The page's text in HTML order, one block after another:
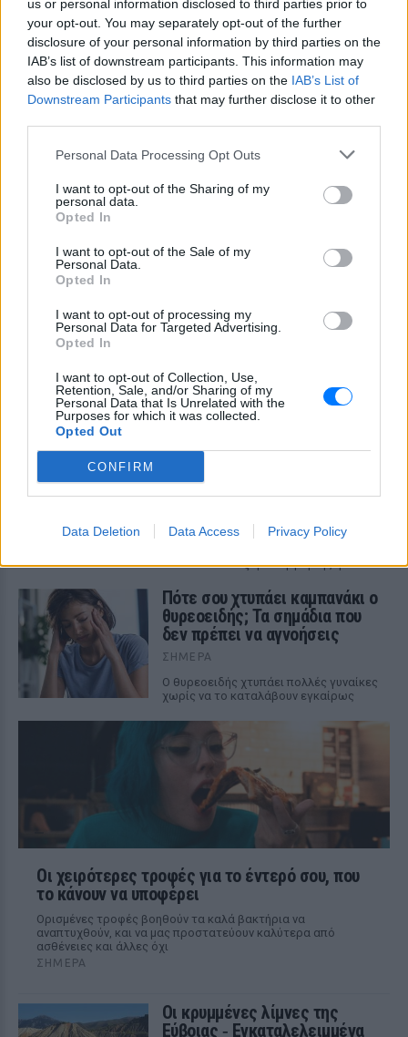
us or personal information disclosed to third parties prior to
your opt-out. You may separately opt-out of the further
disclosure of your personal information by third parties on the
IAB’s list of downstream participants. This information may
also be disclosed by us to third parties on the IAB’s List of
Downstream Participants that may further disclose it to other
Personal Data Processing Opt Outs
I want to opt-out of the Sharing of my
personal data.
Opted In
I want to opt-out of the Sale of my
Personal Data.
Opted In
I want to opt-out of processing my
Personal Data for Targeted Advertising.
Opted In
I want to opt-out of Collection, Use,
Retention, Sale, and/or Sharing of my
Personal Data that Is Unrelated with the
Purposes for which it was collected.
Opted Out
CONFIRM
Data Deletion Data Access Privacy Policy
ΔΕΙΤΕ ΕΠΙΣΗΣ
ΣΤΗΝ ΙΔΙΑ ΚΑΤΗΓΟΡΙΑ
Ελληνικό γιαούρτι: Μία
κουταλιά και τα scrambled
ΣΉΜΕΡΑ
Το στραγγιστό γιαούρτι αλλάζει την υφή
και τον κορεσμό του πρωινού χωρίς να
συγκατοίκηση – Και η Charlize
Theron το επιβεβαιώνει
ΣΉΜΕΡΑ
κάποιον» – Η εξομολόγηση της ηθοποιού
Πότε σου χτυπάει καμπανάκι ο
θυρεοειδής; Τα σημάδια που
δεν πρέπει να αγνοήσεις
ΣΉΜΕΡΑ
Ο θυρεοειδής χτυπάει πολλές γυναίκες
χωρίς να το καταλάβουν εγκαίρως
Οι χειρότερες τροφές για το έντερό σου, που
το κάνουν να υποφέρει
Ορισμένες τροφές βοηθούν τα καλά βακτήρια να
αναπτυχθούν, και να μας προστατεύουν καλύτερα από
ασθένειες και άλλες όχι
ΣΉΜΕΡΑ
Οι κρυμμένες λίμνες της
Εύβοιας ‑ Εγκαταλελειμμένα